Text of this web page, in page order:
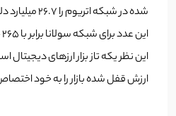
شده در شبکه
ارزش قفل شده بازار را به خود